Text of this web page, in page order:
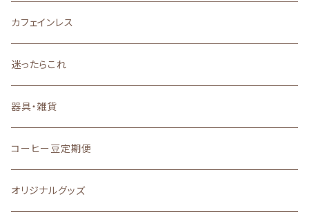
カフェインレス
迷ったらこれ
器具・雑貨
コーヒー豆定期便
オリジナルグッズ